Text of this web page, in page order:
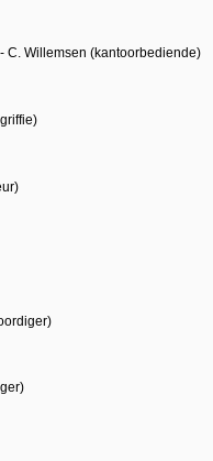
C. Willemsen (kantoorbediende)